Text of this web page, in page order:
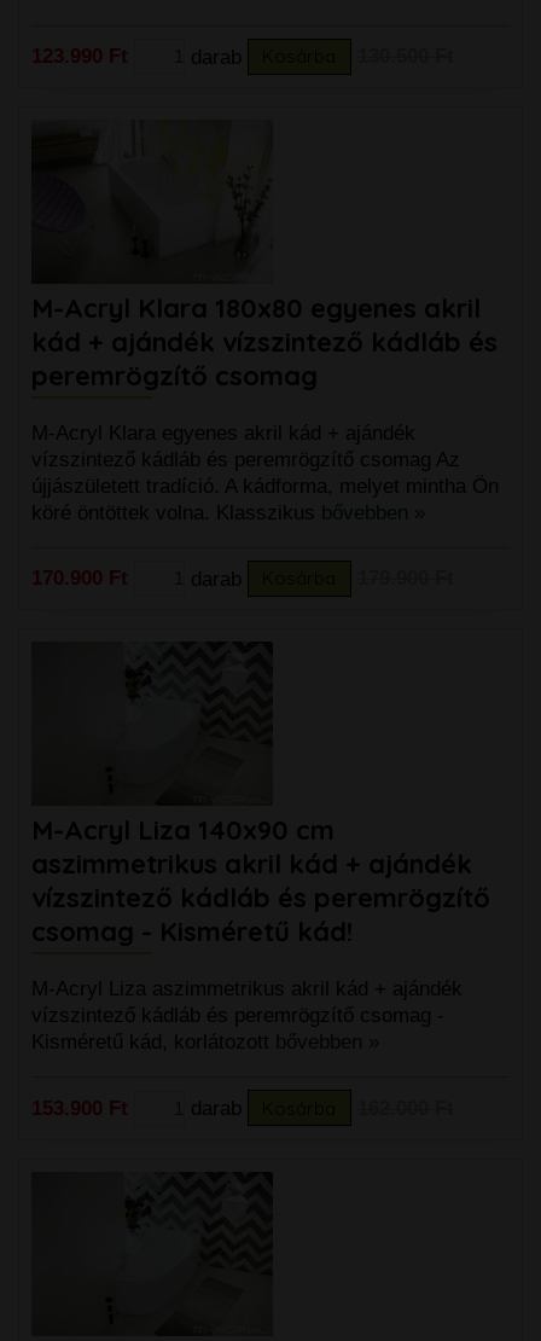
123.990 Ft darab
M-Acryl Klara 180x80 egyenes akril
kád + ajándék vízszintező kádláb és
peremrögzítő csomag
M-Acryl Klara egyenes akril kád + ajándék
vízszintező kádláb és peremrögzítő csomag Az
újjászületett tradíció. A kádforma, melyet mintha Ön
köré öntöttek volna. Klasszikus bővebben »
170.900 Ft darab
M-Acryl Liza 140x90 cm
aszimmetrikus akril kád + ajándék
vízszintező kádláb és peremrögzítő
csomag - Kisméretű kád!
M-Acryl Liza aszimmetrikus akril kád + ajándék
vízszintező kádláb és peremrögzítő csomag -
Kisméretű kád, korlátozott bővebben »
153.900 Ft darab